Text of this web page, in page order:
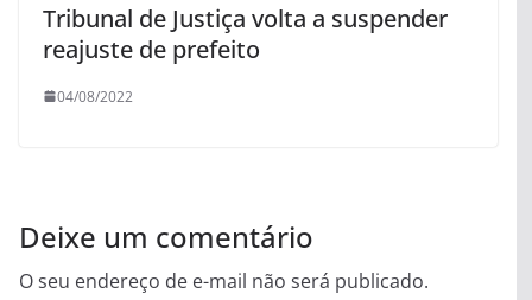
Tribunal de Justiça volta a suspender
reajuste de prefeito
04/08/2022
Deixe um comentário
O seu endereço de e-mail não será publicado.